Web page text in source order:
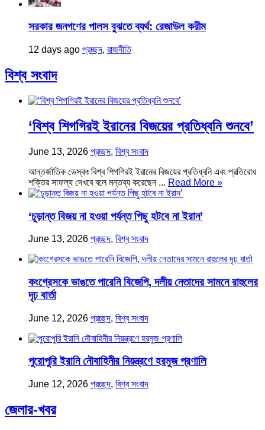
সরকার জনগণের পালস বুঝতে ব্যর্থ: রেজাউল করীম
12 days ago প্রচ্ছদ, রাজনীতি
বিশ্ব সংবাদ
‘বিশ্ব শিগগিরই ইরানের বিজয়ের প্রতিধ্বনি শুনবে’
June 13, 2026 প্রচ্ছদ, বিশ্ব সংবাদ
আন্তর্জাতিক ডেস্কঃ বিশ্ব শিগগিরই ইরানের বিজয়ের প্রতিধ্বনি এবং প্রতিরোধ
শক্তির সাফল্য দেখবে বলে মন্তব্য করেছেন ... Read More »
‘চূড়ান্ত বিজয় না হওয়া পর্যন্ত পিছু হটবে না ইরান’
June 13, 2026 প্রচ্ছদ, বিশ্ব সংবাদ
কংগ্রেসকে ভাঙতে পারেনি বিজেপি, দলীয় নেতাদের সামনে রাহুলের
দৃঢ় বার্তা
June 12, 2026 প্রচ্ছদ, বিশ্ব সংবাদ
পুরোপুরি ইরানি নৌবাহিনীর নিয়ন্ত্রণে হরমুজ প্রণালি
June 12, 2026 প্রচ্ছদ, বিশ্ব সংবাদ
জেলার-খবর